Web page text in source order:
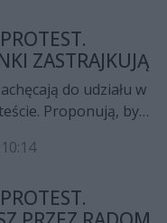
ZASTRAJKUJĄ
do udziału w
Proponują, by
Możliwości
antyaborcyjnej jest